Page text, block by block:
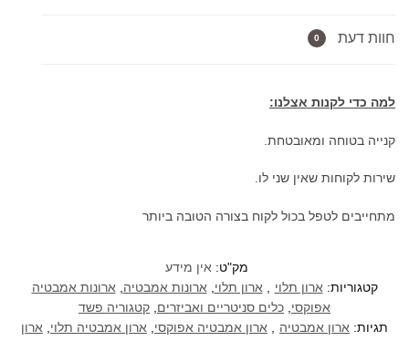
וגמורים
חוות דעת 0
למה כדי לקנות אצלנו:
קנייה בטוחה ומאובטחת.
שירות לקוחות שאין שני לו.
מתחייבים לטפל בכול לקוח בצורה הטובה ביותר
מק"ט: אין מידע
קטגוריות: ארון תלוי ארון תלוי ארונות אמבטיה
ארונות אמבטיה
אפוקסי כלים סניטריים ואביזרים קטגוריה פשד
תגיות: ארון אמבטיה ארון אמבטיה אפוקסי ארון אמבטיה תלוי
ארון